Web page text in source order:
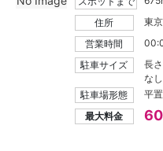
住所
東
営業時間
駐車サイズ
長
な
駐車場形態
平
最大料金